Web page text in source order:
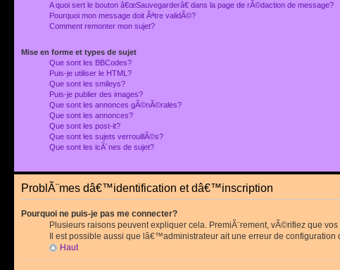
A quoi sert le bouton â€œSauvegarderâ€ dans la page de rÃ©daction de message?
Pourquoi mon message doit Ãªtre validÃ©?
Comment remonter mon sujet?
Mise en forme et types de sujet
Que sont les BBCodes?
Puis-je utiliser le HTML?
Que sont les smileys?
Puis-je publier des images?
Que sont les annonces gÃ©nÃ©rales?
Que sont les annonces?
Que sont les post-it?
Que sont les sujets verrouillÃ©s?
Que sont les icÃ´nes de sujet?
ProblÃ¨mes dâ€™identification et dâ€™inscription
Pourquoi ne puis-je pas me connecter?
Plusieurs raisons peuvent expliquer cela. PremiÃ¨rement, vÃ©rifiez que
Il est possible aussi que lâ€™administrateur ait une erreur de
Haut